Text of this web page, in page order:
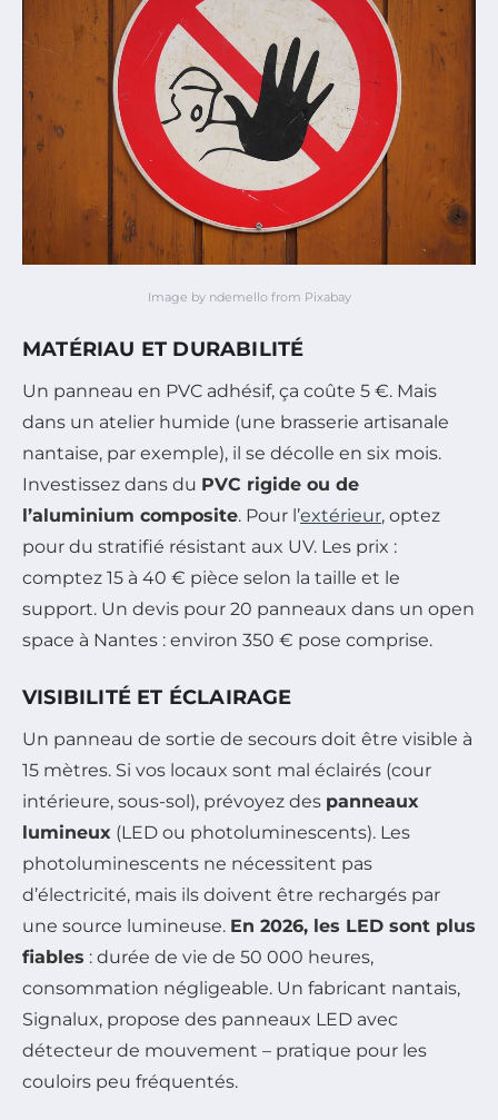
Image by ndemello from Pixabay
MATÉRIAU ET DURABILITÉ
Un panneau en PVC adhésif, ça coûte 5 €. Mais
dans un atelier humide (une brasserie artisanale
nantaise, par exemple), il se décolle en six mois.
Investissez dans du PVC rigide ou de
l’aluminium composite. Pour l’extérieur, optez
pour du stratifié résistant aux UV. Les prix :
comptez 15 à 40 € pièce selon la taille et le
support. Un devis pour 20 panneaux dans un open
space à Nantes : environ 350 € pose comprise.
VISIBILITÉ ET ÉCLAIRAGE
Un panneau de sortie de secours doit être visible à
15 mètres. Si vos locaux sont mal éclairés (cour
intérieure, sous-sol), prévoyez des panneaux
lumineux (LED ou photoluminescents). Les
photoluminescents ne nécessitent pas
d’électricité, mais ils doivent être rechargés par
une source lumineuse. En 2026, les LED sont plus
fiables : durée de vie de 50 000 heures,
consommation négligeable. Un fabricant nantais,
Signalux, propose des panneaux LED avec
détecteur de mouvement – pratique pour les
couloirs peu fréquentés.